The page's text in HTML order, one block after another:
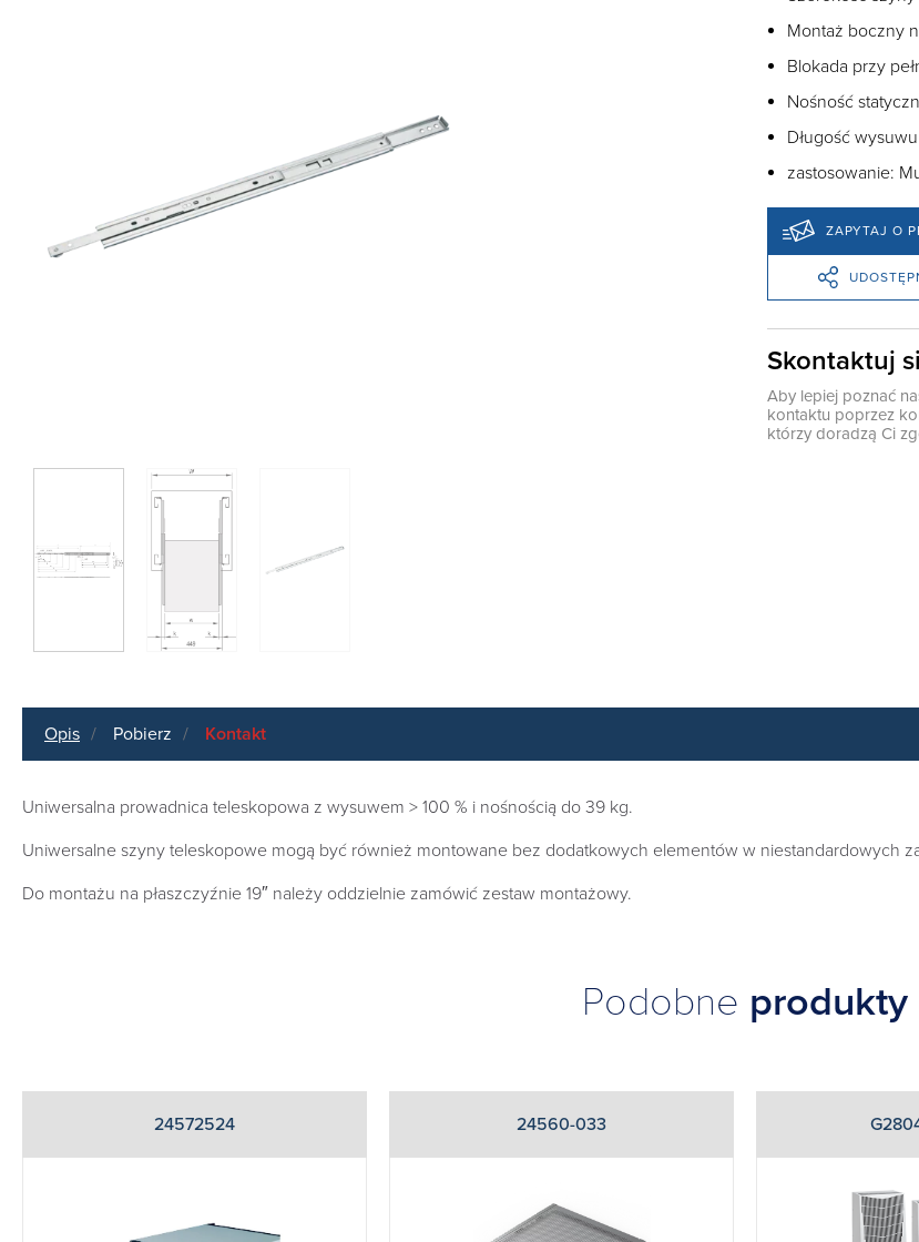
Montaż boczny
Blokada przy
Nośność
Długość wysuwu
zastosowanie:
ZAPYTAJ O
Skontaktuj
Aby lepiej poznać
kontaktu poprzez
którzy doradzą Ci
Opis Pobierz Kontakt
Uniwersalna prowadnica teleskopowa z wysuwem > 100 % i nośnością do 39 kg.
Uniwersalne szyny teleskopowe mogą być również montowane bez dodatkowych elementów w niestandardowych
Do montażu na płaszczyźnie 19″ należy oddzielnie zamówić zestaw montażowy.
Podobne produkty
24572524 24560-033